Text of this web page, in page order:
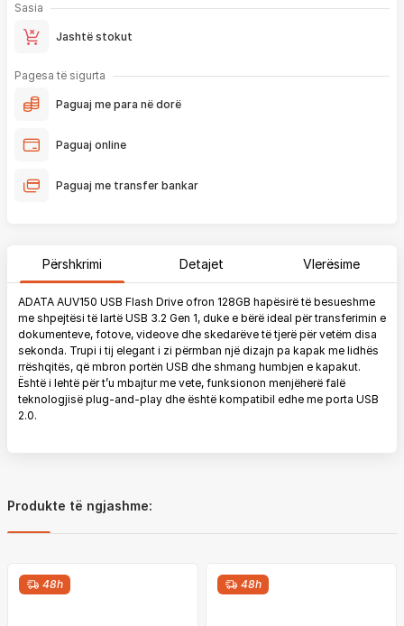
Sasia
Jashtë stokut
Pagesa të sigurta
Paguaj me para në dorë
Paguaj online
Paguaj me transfer bankar
Përshkrimi Detajet Vlerësime
ADATA AUV150 USB Flash Drive ofron 128GB hapësirë të besueshme
me shpejtësi të lartë USB 3.2 Gen 1, duke e bërë ideal për transferimin e
dokumenteve, fotove, videove dhe skedarëve të tjerë për vetëm disa
sekonda. Trupi i tij elegant i zi përmban një dizajn pa kapak me lidhës
rrëshqitës, që mbron portën USB dhe shmang humbjen e kapakut.
Është i lehtë për t’u mbajtur me vete, funksionon menjëherë falë
teknologjisë plug-and-play dhe është kompatibil edhe me porta USB
2.0.
Produkte të ngjashme:
48h 48h